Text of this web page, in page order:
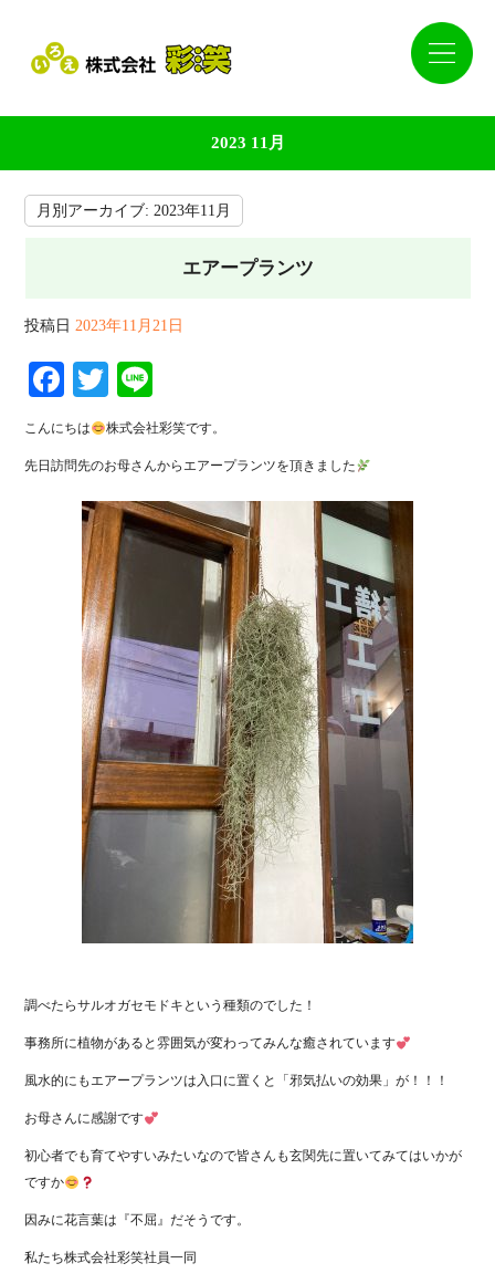
2023 11月
月別アーカイブ:2023年11月
エアープランツ
投稿日 2023年11月21日
Facebook
Twitter
こんにちは 株式会社彩笑です。
先日訪問先のお母さんからエアープランツを頂きました
調べたらサルオガセモドキという種類のでした！
事務所に植物があると雰囲気が変わってみんな癒されています
風水的にもエアープランツは入口に置くと「邪気払いの効果」が！！！
お母さんに感謝です
初心者でも育てやすいみたいなので皆さんも玄関先に置いてみてはいかが
ですか
因みに花言葉は『不屈』だそうです。
私たち株式会社彩笑社員一同